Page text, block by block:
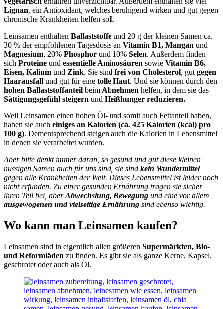
Lignan, ein Antioxidant, welches beruhigend wirken und gut gegen
chronische Krankheiten helfen soll.
Leinsamen enthalten Ballaststoffe und 20 g der kleinen Samen ca.
30 % der empfohlenen Tagesdosis an Vitamin B1, Mangan und
Magnesium, 20% Phosphor und 10% Selen. Außerdem finden
sich Proteine und essentielle Aminosäuren sowie Vitamin B6,
Eisen, Kalium und Zink. Sie sind frei von Cholesterol, gut gegen
Haarausfall und gut für eine tolle Haut. Und sie können durch den
hohen Ballaststoffanteil beim Abnehmen helfen, in dem sie das
Sättigungsgefühl steigern und Heißhunger reduzieren.
Weil Leinsamen einen hohen Öl- und somit auch Fettanteil haben,
haben sie auch einiges an Kalorien (ca. 425 Kalorien (kcal) pro
100 g). Dementsprechend steigen auch die Kalorien in Lebensmittel
in denen sie verarbeitet wurden.
Aber bitte denkt immer daran, so gesund und gut diese kleinen
nussigen Samen auch für uns sind, sie sind kein Wundermittel
gegen alle Krankheiten der Welt. Dieses Lebensmittel ist leider noch
nicht erfunden. Zu einer gesunden Ernährung tragen sie sicher
ihren Teil bei, aberAbwechslung, Bewegung und eine vor allem
ausgewogenen und vielseitige Ernährung sind ebenso wichtig.
Wo kann man Leinsamen kaufen?
Leinsamen sind in eigentlich allen größeren Supermärkten, Bio-
und Reformläden zu finden. Es gibt sie als ganze Kerne, Kapsel,
geschrotet oder auch als Öl.